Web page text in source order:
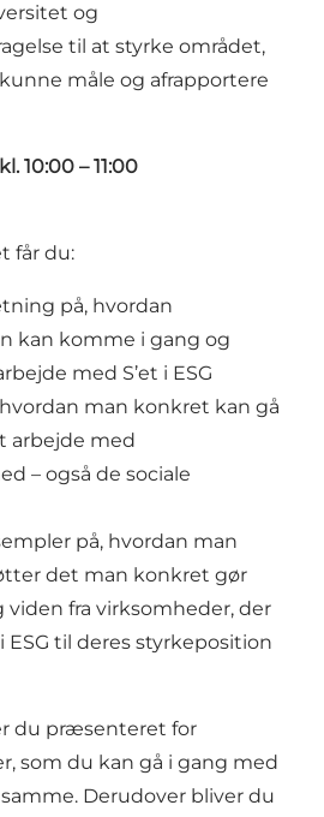
og
til at styrke området,
måle og afrapportere
10:00 – 11:00
får du:
på, hvordan
kan komme i gang og
med S’et i ESG
man konkret kan gå
arbejde med
– også de sociale
på, hvordan man
det man konkret gør
viden fra virksomheder, der
ESG til deres styrkeposition
du præsenteret for
som du kan gå i gang med
Derudover bliver du